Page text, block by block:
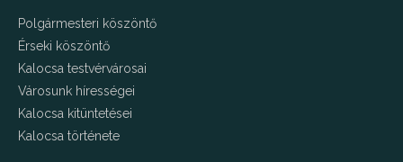
Polgármesteri köszöntő
Érseki köszöntő
Kalocsa testvérvárosai
Városunk hírességei
Kalocsa kitüntetései
Kalocsa története